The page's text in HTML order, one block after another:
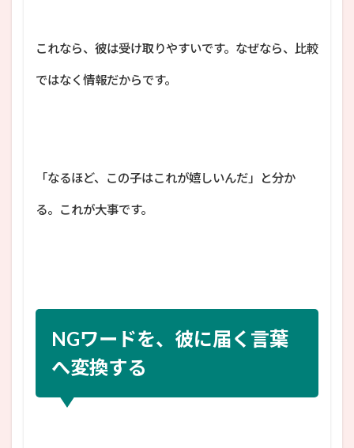
これなら、彼は受け取りやすいです。なぜなら、比較
ではなく情報だからです。
「なるほど、この子はこれが嬉しいんだ」と分か
る。これが大事です。
NGワードを、彼に届く言葉
へ変換する